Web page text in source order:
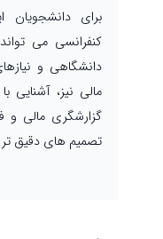
برای دانشجویان
کنفرانسی می
دانشگاهی و
مالی نیز،
گزارشگری مالی و
تصمیم های دقیق